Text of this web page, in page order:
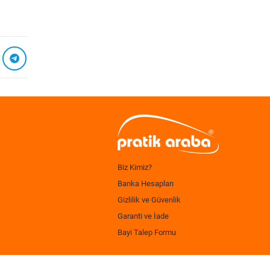
Biz Kimiz?
Banka Hesapları
Gizlilik ve Güvenlik
Garanti ve İade
Bayi Talep Formu